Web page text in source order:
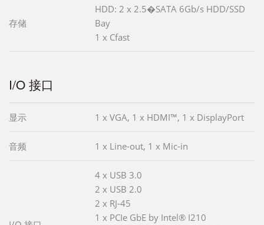
存储
HDD: 2 x 2.5�SATA 6Gb/s HDD/SSD
Bay
1 x Cfast
I/O 接口
显示 1 x VGA, 1 x HDMI™, 1 x DisplayPort
音频 1 x Line-out, 1 x Mic-in
4 x USB 3.0
2 x USB 2.0
2 x RJ-45
1 x PCIe GbE by Intel® I210